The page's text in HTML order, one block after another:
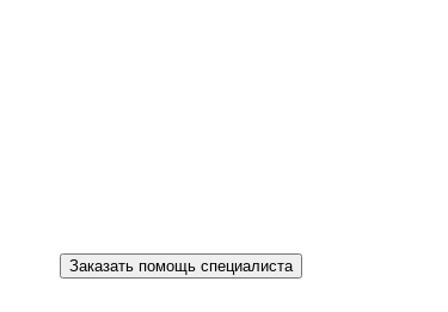
Заказать помощь специалиста